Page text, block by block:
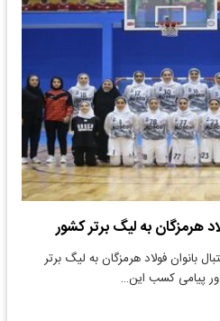
هرمزگان به لیگ برتر کشور
بانوان فولاد هرمزگان به لیگ برتر
پیامی کسب این…